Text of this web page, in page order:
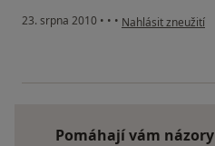
23. srpna 2010 • • • podle názoru
Nahlásit zneužití
Pomáhají vám